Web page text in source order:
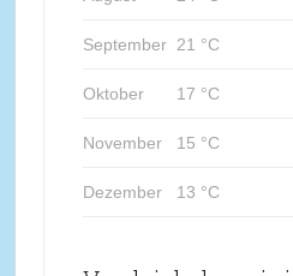
September 21 °C
Oktober 17 °C
November 15 °C
Dezember 13 °C